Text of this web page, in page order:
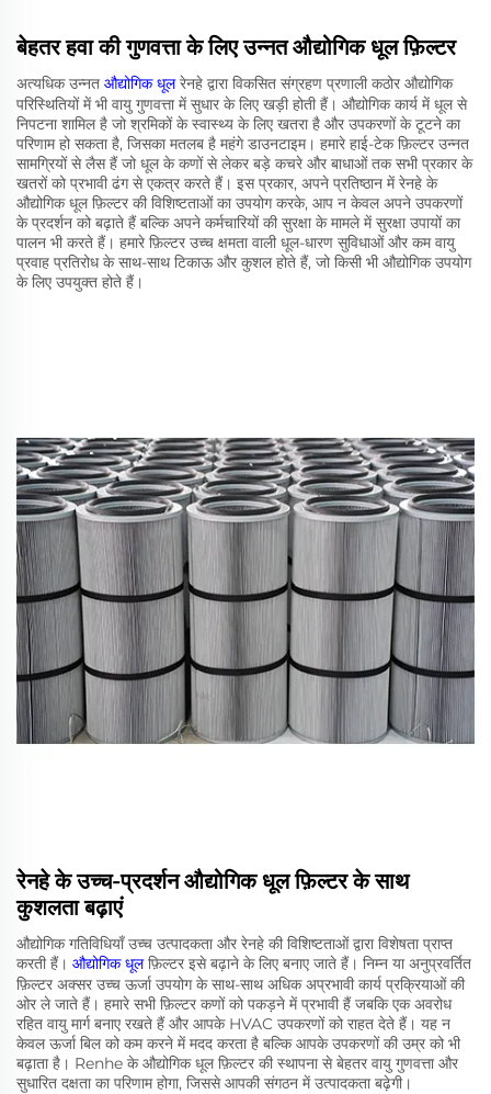
बेहतर हवा की गुणवत्ता के लिए उन्नत औद्योगिक धूल फ़िल्टर
अत्यधिक उन्नत औद्योगिक धूलरेनहे द्वारा विकसित संग्रहण प्रणाली कठोर औद्योगिक
परिस्थितियों में भी वायु गुणवत्ता में सुधार के लिए खड़ी होती हैं। औद्योगिक कार्य में धूल से
निपटना शामिल है जो श्रमिकों के स्वास्थ्य के लिए खतरा है और उपकरणों के टूटने का
परिणाम हो सकता है, जिसका मतलब है महंगे डाउनटाइम। हमारे हाई-टेक फ़िल्टर उन्नत
सामग्रियों से लैस हैं जो धूल के कणों से लेकर बड़े कचरे और बाधाओं तक सभी प्रकार के
खतरों को प्रभावी ढंग से एकत्र करते हैं। इस प्रकार, अपने प्रतिष्ठान में रेनहे के
औद्योगिक धूल फ़िल्टर की विशिष्टताओं का उपयोग करके, आप न केवल अपने उपकरणों
के प्रदर्शन को बढ़ाते हैं बल्कि अपने कर्मचारियों की सुरक्षा के मामले में सुरक्षा उपायों का
पालन भी करते हैं। हमारे फ़िल्टर उच्च क्षमता वाली धूल-धारण सुविधाओं और कम वायु
प्रवाह प्रतिरोध के साथ-साथ टिकाऊ और कुशल होते हैं, जो किसी भी औद्योगिक उपयोग
के लिए उपयुक्त होते हैं।
रेनहे के उच्च-प्रदर्शन औद्योगिक धूल फ़िल्टर के साथ
कुशलता बढ़ाएं
औद्योगिक गतिविधियाँ उच्च उत्पादकता और रेनहे की विशिष्टताओं द्वारा विशेषता प्राप्त
करती हैं। औद्योगिक धूलफ़िल्टर इसे बढ़ाने के लिए बनाए जाते हैं। निम्न या अनुप्रवर्तित
फ़िल्टर अक्सर उच्च ऊर्जा उपयोग के साथ-साथ अधिक अप्रभावी कार्य प्रक्रियाओं की
ओर ले जाते हैं। हमारे सभी फ़िल्टर कणों को पकड़ने में प्रभावी हैं जबकि एक अवरोध
रहित वायु मार्ग बनाए रखते हैं और आपके HVAC उपकरणों को राहत देते हैं। यह न
केवल ऊर्जा बिल को कम करने में मदद करता है बल्कि आपके उपकरणों की उम्र को भी
बढ़ाता है। Renhe के औद्योगिक धूल फ़िल्टर की स्थापना से बेहतर वायु गुणवत्ता और
सुधारित दक्षता का परिणाम होगा, जिससे आपकी संगठन में उत्पादकता बढ़ेगी।